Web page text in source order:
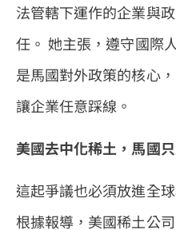
法管轄下運作的企業與
任。 她主張，遵守國際
是馬國對外政策的核心
讓企業任意踩線。
美國去中化稀土，馬國
這起爭議也必須放進全
根據報導，美國稀土公